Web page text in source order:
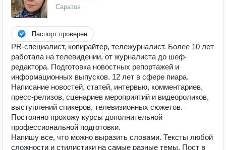
Саратов
Паспорт проверен
PR-специалист, копирайтер, тележурналист. Более 10 лет
работала на телевидении, от журналиста до шеф-
редактора. Подготовка новостных репортажей и
информационных выпусков. 12 лет в сфере пиара.
Написание новостей, статей, интервью, комментариев,
пресс-релизов, сценариев мероприятий и видеороликов,
выступлений спикеров, телевизионных сюжетов.
Постоянно прохожу курсы дополнительной
профессиональной подготовки.
Напишу все, что можно выразить словами. Тексты любой
сложности и стилистики на самые разные темы. Пост в